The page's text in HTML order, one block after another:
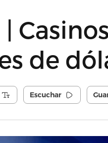
de
Escuchar